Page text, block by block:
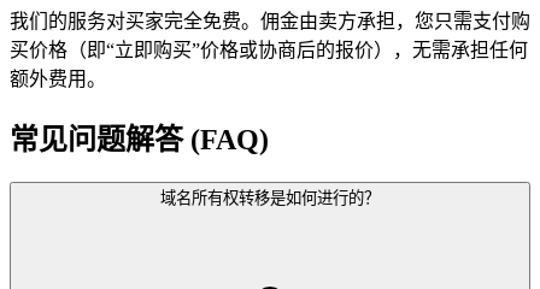
我们的服务对买家完全免费。佣金由卖方承担，您只需支付购
买价格（即“立即购买”价格或协商后的报价），无需承担任何
额外费用。
常见问题解答 (FAQ)
域名所有权转移是如何进行的？